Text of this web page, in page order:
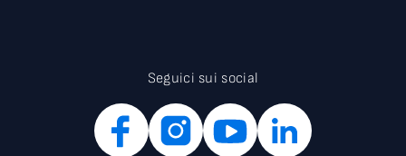
Seguici sui social